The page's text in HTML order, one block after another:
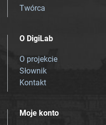
Twórca
O DigiLab
O projekcie
Słownik
Kontakt
Moje konto